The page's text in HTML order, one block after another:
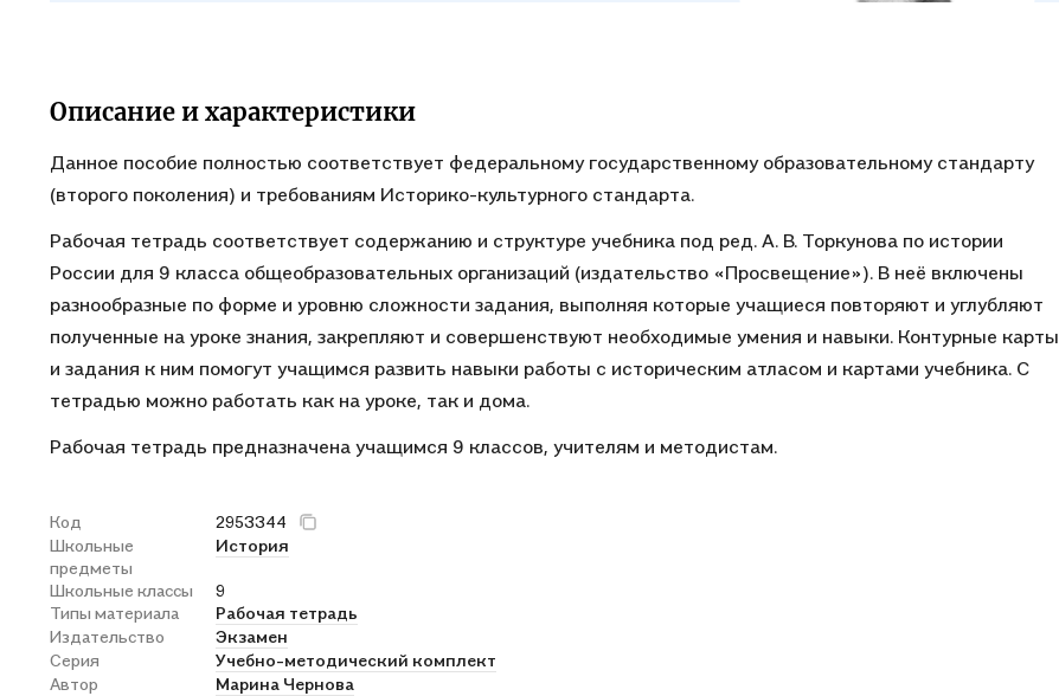
Описание и характеристики
Данное пособие полностью соответствует федеральному государственному образовательному стандарту
(второго поколения) и требованиям Историко-культурного стандарта.
Рабочая тетрадь соответствует содержанию и структуре учебника под ред. А. В. Торкунова по истории
России для 9 класса общеобразовательных организаций (издательство «Просвещение»). В неё включены
разнообразные по форме и уровню сложности задания, выполняя которые учащиеся повторяют и углубляют
полученные на уроке знания, закрепляют и совершенствуют необходимые умения и навыки. Контурные карты
и задания к ним помогут учащимся развить навыки работы с историческим атласом и картами учебника. С
тетрадью можно работать как на уроке, так и дома.
Рабочая тетрадь предназначена учащимся 9 классов, учителям и методистам.
Код
2953344
Школьные
предметы
История
Школьные классы
9
Типы материала
Рабочая тетрадь
Издательство
Экзамен
Серия
Учебно-методический комплект
Автор
Марина Чернова